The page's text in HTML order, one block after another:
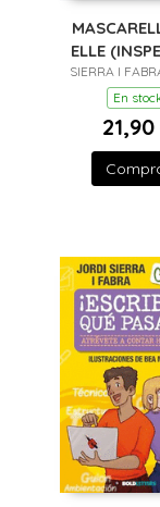
ELLE
SIERRA I
En